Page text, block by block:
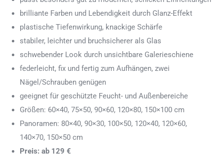
brilliante Farben und Lebendigkeit durch Glanz-Effekt
plastische Tiefenwirkung, knackige Schärfe
stabiler, leichter und bruchsicherer als Glas
schwebender Look durch unsichtbare Galerieschiene
federleicht, fix und fertig zum Aufhängen, zwei
Nägel/Schrauben genügen
geeignet für geschützte Feucht- und Außenbereiche
Größen: 60×40, 75×50, 90×60, 120×80, 150×100 cm
Panoramen: 80×40, 90×30, 100×50, 120×40, 120×60,
140×70, 150×50 cm
Preis: ab 129 €